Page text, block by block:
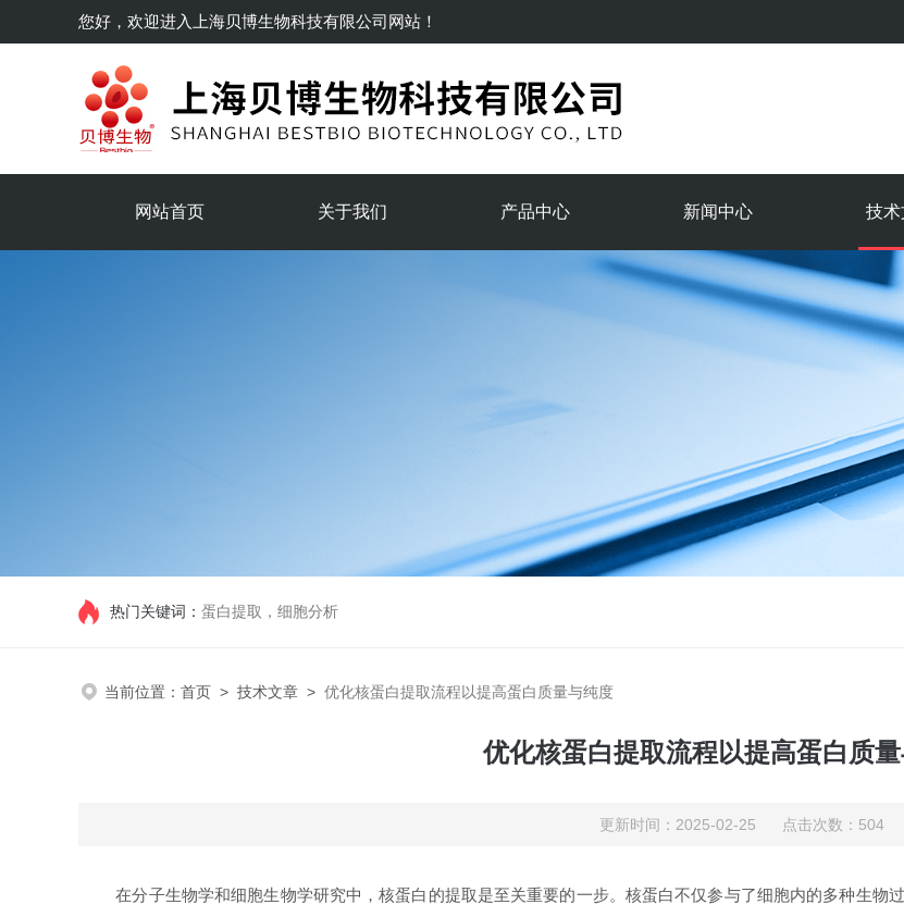
您好，欢迎进入 上海贝博生物科技有限公司网站！
网站首页 关于我们 产品中心 新闻中心 技
热门关键词： 蛋白提取，细胞分析
当前位置： 首页 > 技术文章 > 优化核蛋白提取流程以提高蛋白质量与纯度
优化核蛋白提取流程以提高蛋白质
更新时间：2025-02-25 点击次数：504
在分子生物学和细胞生物学研究中，核蛋白的提取是至关重要的一步。核蛋白不仅参与了细胞内的多种生物